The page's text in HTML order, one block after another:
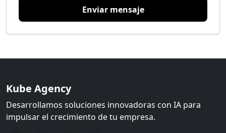
Enviar mensaje
Kube Agency
Desarrollamos soluciones innovadoras con IA para
impulsar el crecimiento de tu empresa.